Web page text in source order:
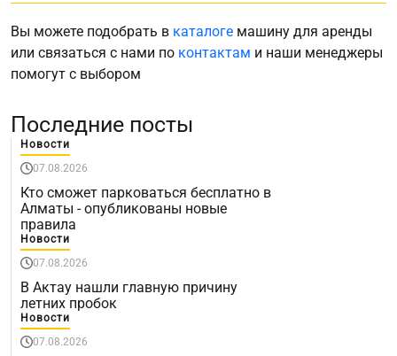
Вы можете подобрать в каталоге машину для аренды
или связаться с нами по контактам и наши менеджеры
помогут с выбором
Последние посты
Новости
07.08.2026
Кто сможет парковаться бесплатно в
Алматы - опубликованы новые
правила
Новости
07.08.2026
В Актау нашли главную причину
летних пробок
Новости
07.08.2026